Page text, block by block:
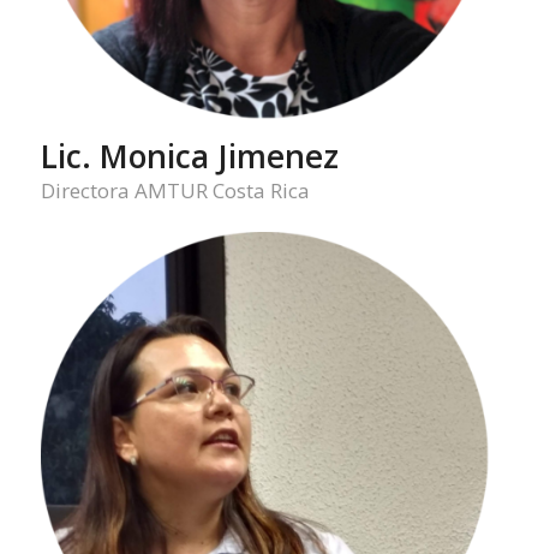
Lic. Monica Jimenez
Directora AMTUR Costa Rica